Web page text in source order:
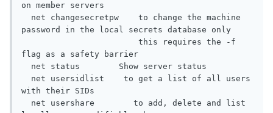
on member servers
net changesecretpw    to change the machine
password in the local secrets database only
this requires the -f
flag as a safety barrier
net status        Show server status
net usersidlist    to get a list of all users
with their SIDs
net usershare        to add, delete and list